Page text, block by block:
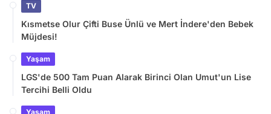
TV
Kısmetse Olur Çifti Buse Ünlü ve Mert İndere'den Bebek
Müjdesi!
Yaşam
LGS'de 500 Tam Puan Alarak Birinci Olan Umut'un Lise
Tercihi Belli Oldu
Yaşam